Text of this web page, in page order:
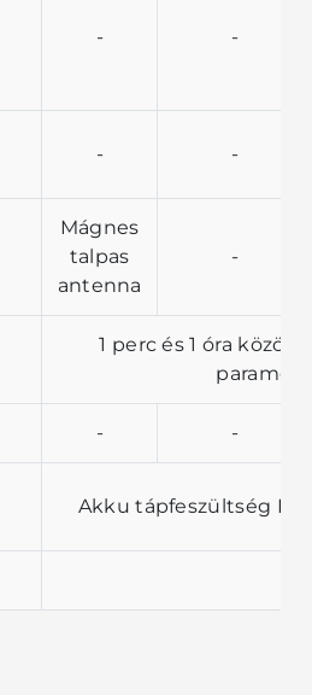
- -
- -
Mágnes
talpas
antenna
-
1 perc és 1 óra
- -
Akku tápfeszültség